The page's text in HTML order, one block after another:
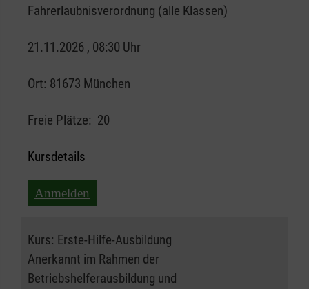
Fahrerlaubnisverordnung (alle Klassen)
21.11.2026 , 08:30 Uhr
Ort: 81673 München
Freie Plätze: 20
Kursdetails
Anmelden
Kurs: Erste-Hilfe-Ausbildung
Anerkannt im Rahmen der
Betriebshelferausbildung und